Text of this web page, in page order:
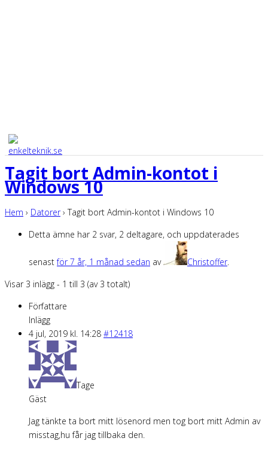
Tagit bort Admin-kontot i
Windows 10
Hem › Datorer › Tagit bort Admin-kontot i Windows 10
Detta ämne har 2 svar, 2 deltagare, och uppdaterades
senastför 7 år, 1 månad sedan av Christoffer.
Visar 3 inlägg - 1 till 3 (av 3 totalt)
Författare
Inlägg
4 jul, 2019 kl. 14:28 #12418
Tage
Gäst
Jag tänkte ta bort mitt lösenord men tog bort mitt Admin av
misstag,hu får jag tillbaka den.